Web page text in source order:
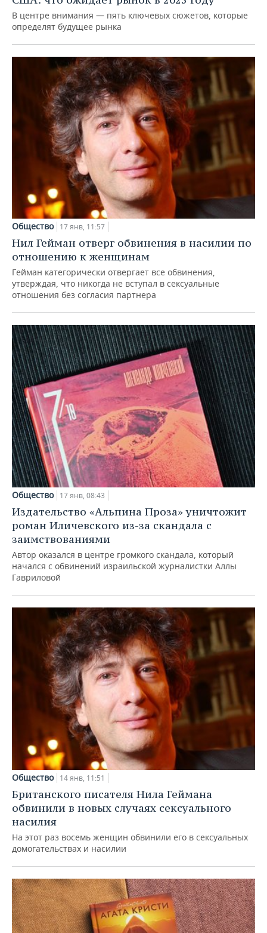
В центре внимания — пять ключевых сюжетов, которые
определят будущее рынка
Общество 17 янв, 11:57
Нил Гейман отверг обвинения в насилии по
отношению к женщинам
Гейман категорически отвергает все обвинения,
утверждая, что никогда не вступал в сексуальные
отношения без согласия партнера
Общество 17 янв, 08:43
Издательство «Альпина Проза» уничтожит
роман Иличевского из-за скандала с
заимствованиями
Автор оказался в центре громкого скандала, который
начался с обвинений израильской журналистки Аллы
Гавриловой
Общество 14 янв, 11:51
Британского писателя Нила Геймана
обвинили в новых случаях сексуального
насилия
На этот раз восемь женщин обвинили его в сексуальных
домогательствах и насилии